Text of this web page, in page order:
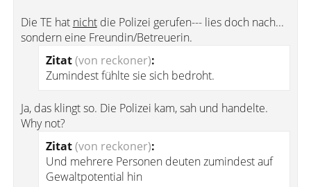
Die TE hat nichtdie Polizei gerufen--- lies doch nach...
sondern eine Freundin/Betreuerin.
Zitat(von reckoner):
Zumindest fühlte sie sich bedroht.
Ja, das klingt so. Die Polizei kam, sah und handelte.
Why not?
Zitat(von reckoner):
Und mehrere Personen deuten zumindest auf
Gewaltpotential hin